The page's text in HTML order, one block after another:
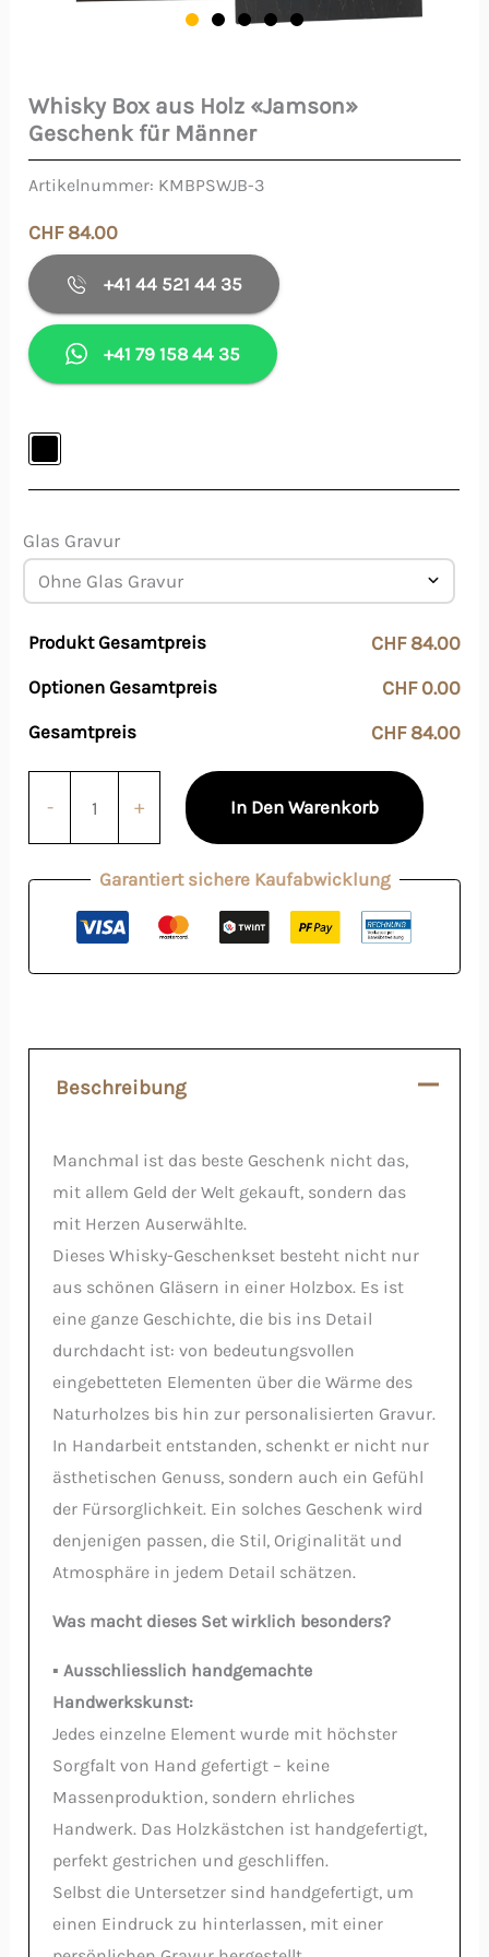
Whisky Box aus Holz «Jamson»
Geschenk für Männer
Artikelnummer: KMBPSWJB-3
CHF84.00
+41 44 521 44 35
+41 79 158 44 35
Glas Gravur
Produkt Gesamtpreis CHF 84.00
Optionen Gesamtpreis CHF 0.00
Gesamtpreis CHF 84.00
-
Whisky
Box
aus
"Jamson"
Geschenk
für
Männer
Menge
+ In Den Warenkorb
Garantiert sichere Kaufabwicklung
Beschreibung
Manchmal ist das beste Geschenk nicht das,
mit allem Geld der Welt gekauft, sondern das
mit Herzen Auserwählte.
Dieses Whisky-Geschenkset besteht nicht nur
aus schönen Gläsern in einer Holzbox. Es ist
eine ganze Geschichte, die bis ins Detail
durchdacht ist: von bedeutungsvollen
eingebetteten Elementen über die Wärme des
Naturholzes bis hin zur personalisierten Gravur.
In Handarbeit entstanden, schenkt er nicht nur
ästhetischen Genuss, sondern auch ein Gefühl
der Fürsorglichkeit. Ein solches Geschenk wird
denjenigen passen, die Stil, Originalität und
Atmosphäre in jedem Detail schätzen.
Was macht dieses Set wirklich besonders?
▪️ Ausschliesslich handgemachte
Handwerkskunst:
Jedes einzelne Element wurde mit höchster
Sorgfalt von Hand gefertigt – keine
Massenproduktion, sondern ehrliches
Handwerk. Das Holzkästchen ist handgefertigt,
perfekt gestrichen und geschliffen.
Selbst die Untersetzer sind handgefertigt, um
einen Eindruck zu hinterlassen, mit einer